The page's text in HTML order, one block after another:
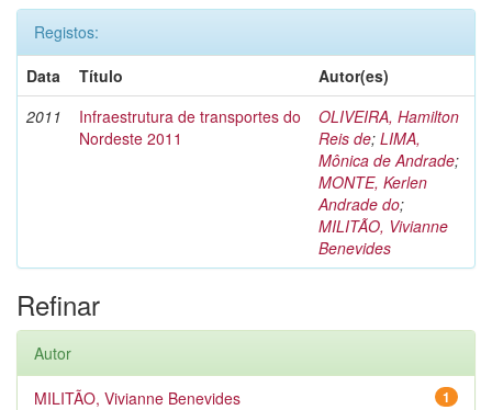
Registos:
Data
Título
Autor(es)
2011
Infraestrutura de transportes do
Nordeste 2011
OLIVEIRA, Hamilton
Reis de; LIMA,
Mônica de Andrade;
MONTE, Kerlen
Andrade do;
MILITÃO, Vivianne
Benevides
Refinar
Autor
1
MILITÃO, Vivianne Benevides